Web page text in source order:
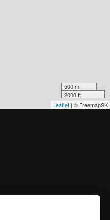
500 m
2000 ft
Leaflet | © FreemapSK